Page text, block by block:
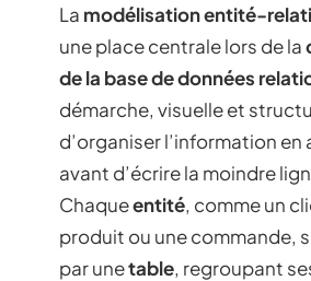
La modélisation entité-
une place centrale lors de la
de la base de données
démarche, visuelle et
d’organiser l’information en
avant d’écrire la moindre
Chaqueentité, comme un
produit ou une commande,
par unetable, regroupant